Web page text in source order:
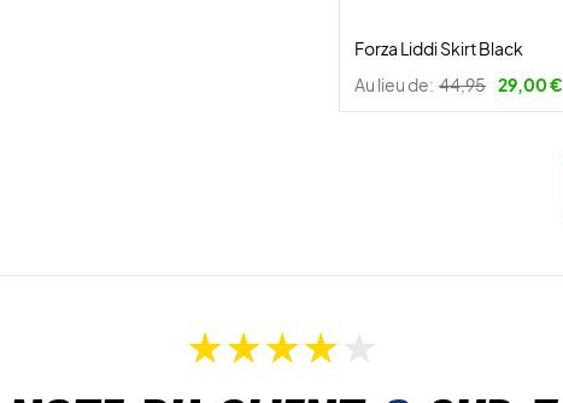
Forza Liddi Skirt Black
Au lieu de: 44,95 29,00 €